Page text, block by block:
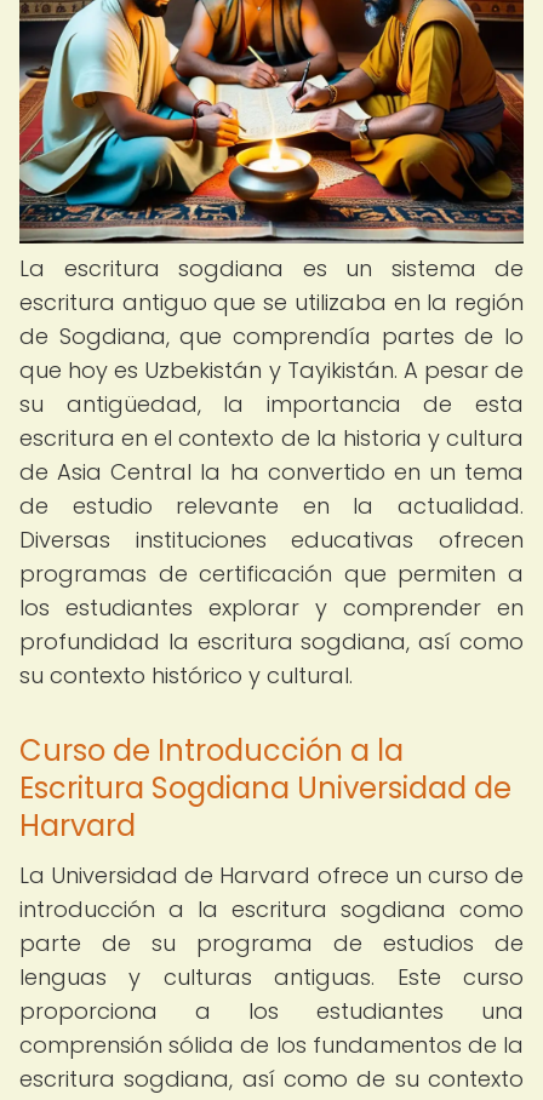
La escritura sogdiana es un sistema de
escritura antiguo que se utilizaba en la región
de Sogdiana, que comprendía partes de lo
que hoy es Uzbekistán y Tayikistán. A pesar de
su antigüedad, la importancia de esta
escritura en el contexto de la historia y cultura
de Asia Central la ha convertido en un tema
de estudio relevante en la actualidad.
Diversas instituciones educativas ofrecen
programas de certificación que permiten a
los estudiantes explorar y comprender en
profundidad la escritura sogdiana, así como
su contexto histórico y cultural.
Curso de Introducción a la
Escritura Sogdiana Universidad de
Harvard
La Universidad de Harvard ofrece un curso de
introducción a la escritura sogdiana como
parte de su programa de estudios de
lenguas y culturas antiguas. Este curso
proporciona a los estudiantes una
comprensión sólida de los fundamentos de la
escritura sogdiana, así como de su contexto